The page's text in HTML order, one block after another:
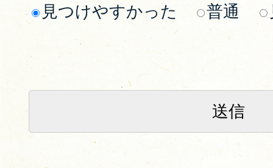
見つけやすかった
普通